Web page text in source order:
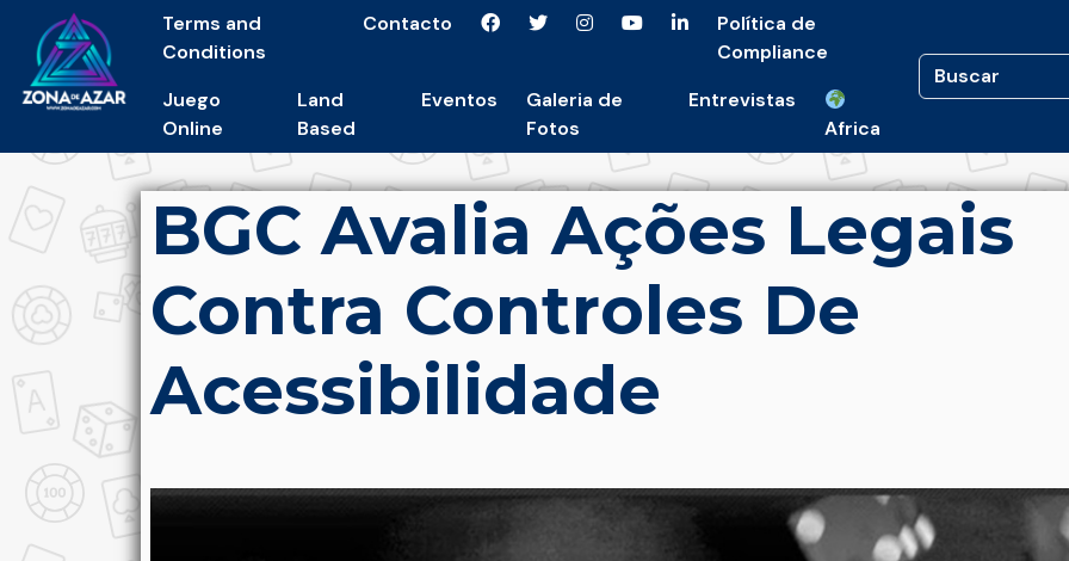
Terms and
Conditions
Contacto
Política de
Compliance
Juego
Online
Land
Based
Eventos
Galeria de
Fotos
Entrevistas
Africa
BGC Avalia Ações Legais
Contra Controles De
Acessibilidade